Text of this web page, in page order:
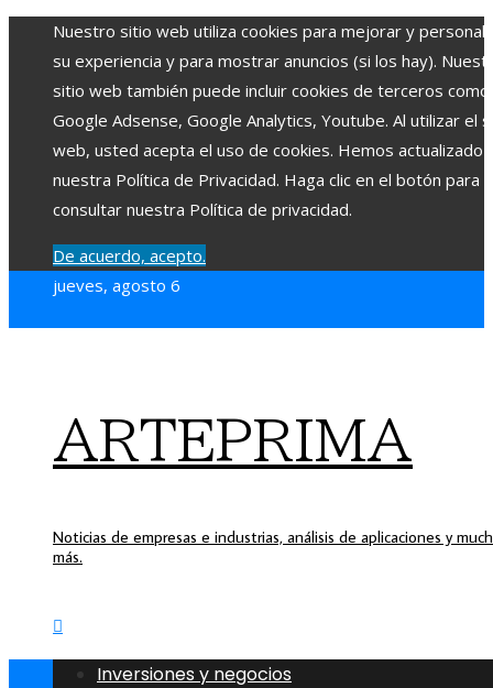
Nuestro sitio web utiliza cookies para mejorar y
su experiencia y para mostrar anuncios (si los hay).
sitio web también puede incluir cookies de terceros como
Google Adsense, Google Analytics, Youtube. Al utilizar el
web, usted acepta el uso de cookies. Hemos actualizado
nuestra Política de Privacidad. Haga clic en el botón para
consultar nuestra Política de privacidad.
De acuerdo, acepto.
jueves, agosto 6
ARTEPRIMA
Noticias de empresas e industrias, análisis de aplicaciones y
más.
Inversiones y negocios